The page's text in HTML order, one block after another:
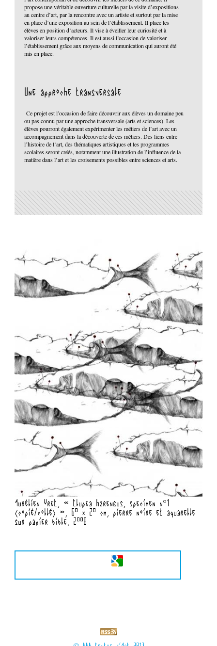
propose une véritable ouverture culturelle par la visite d’expositions
au centre d’art, par la rencontre avec un artiste et surtout par la mise
en place d’une exposition au sein de l’établissement. Il place les
élèves en position d’acteurs. Il vise à éveiller leur curiosité et à
valoriser leurs compétences. Il est aussi l’occasion de valoriser
l’établissement grâce aux moyens de communication qui auront été
mis en place.
Une approche transversale
Ce projet est l’occasion de faire découvrir aux élèves un domaine peu
ou pas connu par une approche transversale (arts et sciences). Les
élèves pourront également expérimenter les métiers de l’art avec un
accompagnement dans la découverte de ces métiers. Des liens entre
l’histoire de l’art, des thématiques artistiques et les programmes
scolaires seront créés, notamment une illustration de l’influence de la
matière dans l’art et les croisements possibles entre sciences et arts.
Aurélien Vret, « Clupea harengus, specimen n°1
(copié/collé) », 60 x 20 cm, pierre noire et aquarelle
sur papier bible, 2008